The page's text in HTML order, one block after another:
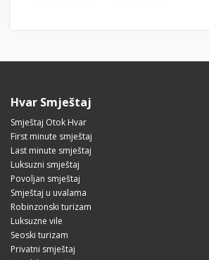
Hvar Smještaj
Smještaj Otok Hvar
First minute smještaj
Last minute smještaj
Luksuzni smještaj
Povoljan smještaj
Smještaj u uvalama
Robinzonski turizam
Luksuzne vile
Seoski turizam
Privatni smještaj